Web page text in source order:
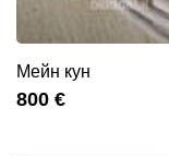
Мейн кун
800 €